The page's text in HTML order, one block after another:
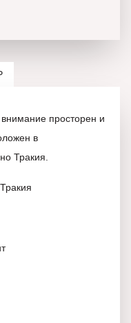
просторен и
в
Тракия.